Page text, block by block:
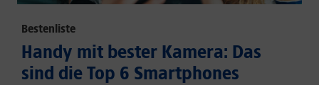
Bestenliste
Handy mit bester Kamera: Das
sind die Top 6 Smartphones